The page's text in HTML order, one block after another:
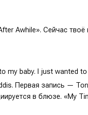
Awhile». Сейчас твоё
my baby. I just wanted
Первая запись —
в блюзе. «My